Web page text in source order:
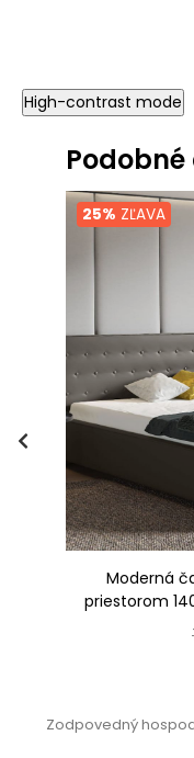
High-contrast mode
25% ZĽAVA
Moderná
priestorom
Zodpovedný